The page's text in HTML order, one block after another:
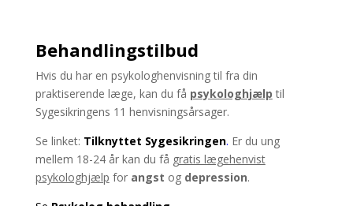
Behandlingstilbud
Hvis du har en psykologhenvisning til fra din
praktiserende læge, kan du få psykologhjælp til
Sygesikringens 11 henvisningsårsager.
Se linket: Tilknyttet Sygesikringen. Er du ung
mellem 18-24 år kan du få gratis lægehenvist
psykologhjælp for angst og depression.